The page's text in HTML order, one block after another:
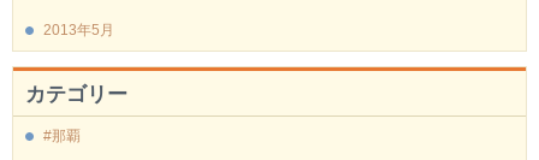
2013年5月
カテゴリー
#那覇